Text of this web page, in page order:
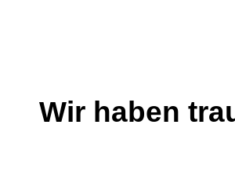
Wir haben